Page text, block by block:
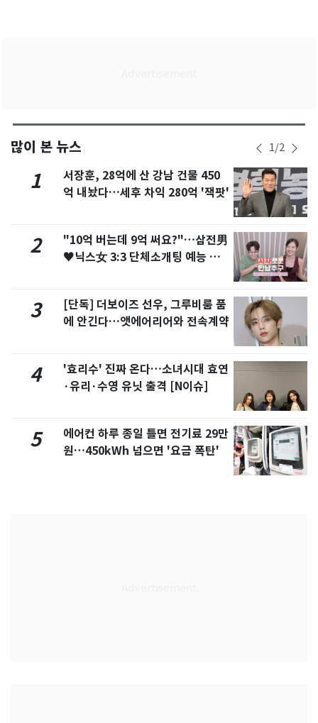
많이 본 뉴스 1/2
1
서장훈, 28억에 산 강남 건물 450
억 내놨다…세후 차익 280억 '잭팟'
2
"10억 버는데 9억 써요?"…삼전男
♥닉스女 3:3 단체소개팅 예능 화
3
[단독] 더보이즈 선우, 그루비룸 품
에 안긴다…앳에어리어와 전속계약
4
'효리수' 진짜 온다…소녀시대 효연
·유리·수영 유닛 출격 [N이슈]
5
에어컨 하루 종일 틀면 전기료 29만
원…450kWh 넘으면 '요금 폭탄'